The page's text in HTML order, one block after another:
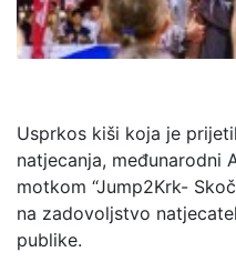
Usprkos kiši koja je
natjecanja, međunarodni
motkom “Jump2Krk-
na zadovoljstvo
publike.